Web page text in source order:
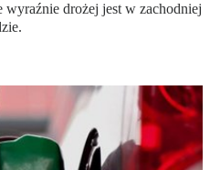
wyraźnie drożej jest w zachodniej